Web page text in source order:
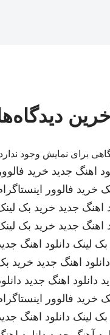
آخرین
برای نمایش وجود
اهنگ جدید خرید فالوور
خرید فالوور
اهنگ جدید خرید بک
اهنگ جدید خرید بک
لینک دانلود اهنگ
دانلود اهنگ جدید خرید
دانلود اهنگ جدید
خرید فالوور
لینک دانلود اهنگ